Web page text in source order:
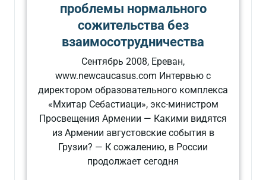
проблемы нормального
сожительства без
взаимосотрудничества
Сентябрь 2008, Ереван,
www.newcaucasus.com Интервью с
директором образовательного комплекса
«Мхитар Себастиаци», экс-министром
Просвещения Армении — Какими видятся
из Армении августовские события в
Грузии? — К сожалению, в России
продолжает сегодня